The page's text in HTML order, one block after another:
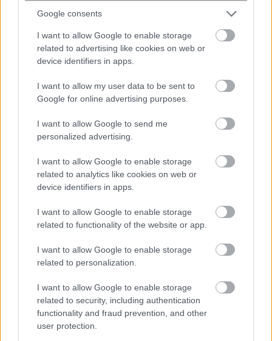
Google consents
I want to allow Google to enable storage
related to advertising like cookies on web or
device identifiers in apps.
I want to allow my user data to be sent to
Google for online advertising purposes.
I want to allow Google to send me
personalized advertising.
I want to allow Google to enable storage
related to analytics like cookies on web or
device identifiers in apps.
I want to allow Google to enable storage
related to functionality of the website or app.
I want to allow Google to enable storage
related to personalization.
I want to allow Google to enable storage
related to security, including authentication
functionality and fraud prevention, and other
user protection.